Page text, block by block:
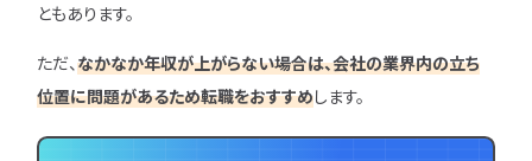
ともあります。
ただ、なかなか年収が上がらない場合は、会社の業界内の立ち
位置に問題があるため転職をおすすめします。